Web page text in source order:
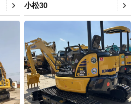
小松30